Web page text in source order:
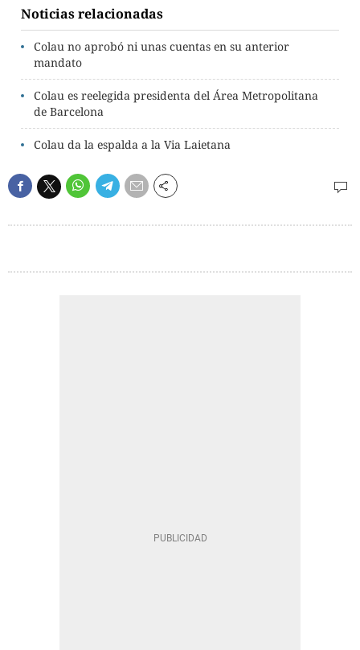
Noticias relacionadas
Colau no aprobó ni unas cuentas en su anterior
mandato
Colau es reelegida presidenta del Área Metropolitana
de Barcelona
Colau da la espalda a la Via Laietana